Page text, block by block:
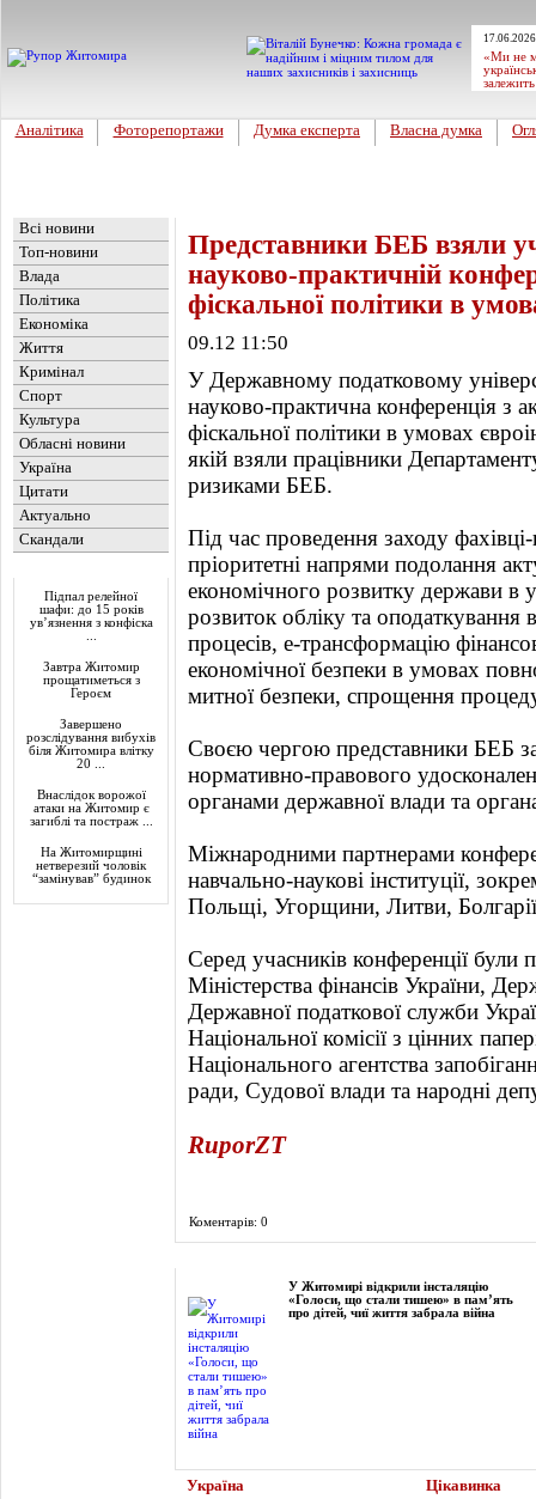
«Ми не
Аналітика Фоторепортажи Думка експерта Власна думка
Всі новини
Топ-новини
Влада
Політика
Економіка
Життя
Кримінал
Спорт
Культура
Обласні новини
Україна
Цитати
Актуально
Скандали
Підпал релейної
шафи: до 15 років
ув’язнення з конфіска
Завтра Житомир
прощатиметься з
Героєм
Завершено
розслідування вибухів
біля Житомира влітку
20 ...
Внаслідок ворожої
атаки на Житомир є
загиблі та постраж ...
На Житомирщині
нетверезий чоловік
“замінував” будинок
Представники БЕБ взяли
науково-практичній
фіскальної політики в
09.12 11:50
У Державному податковому
науково-практична конференція з
фіскальної політики в умовах
якій взяли працівники
ризиками БЕБ.
Під час проведення заходу
пріоритетні напрями подолання
економічного розвитку держави в
розвиток обліку та оподаткування
процесів, е-трансформацію
економічної безпеки в умовах
митної безпеки, спрощення
Своєю чергою представники БЕБ
нормативно-правового
органами державної влади та
Міжнародними партнерами
навчально-наукові інституції,
Польщі, Угорщини, Литви,
Серед учасників конференції були
Міністерства фінансів України,
Державної податкової служби
Національної комісії з цінних
Національного агентства
ради, Судової влади та народні
RuporZT
Коментарів: 0
У Житомирі відкрили інсталяцію
«Голоси, що стали тишею» в пам’ять
про дітей, чиї життя забрала війна
Україна Цікавинка